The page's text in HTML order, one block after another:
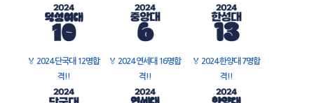
🏅 2024 단국대 12명합
격!!
🏅 2024 연세대 16명합
격!!
🏅 2024 한양대 7명합
격!!